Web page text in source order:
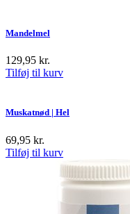
Mandelmel
129,95 kr.
Tilføj til kurv
Muskatnød | Hel
69,95 kr.
Tilføj til kurv